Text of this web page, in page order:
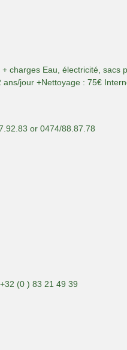
charges Eau, électricité, sacs
jour +Nettoyage : 75€
or 0474/88.87.78
(0 ) 83 21 49 39